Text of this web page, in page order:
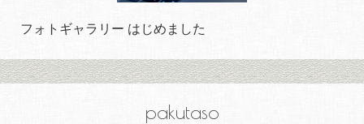
フォトギャラリー はじめました
pakutaso